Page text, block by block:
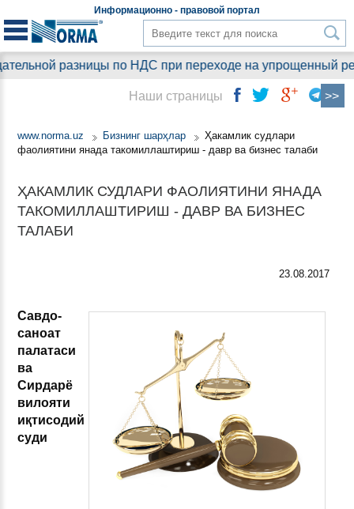
Информационно - правовой портал
разницы по НДС при переходе на упрощенный
www.norma.uz Бизнинг шарҳлар
Ҳакамлик судлари
фаолиятини янада такомиллаштириш - давр ва бизнес талаби
ҲАКАМЛИК СУДЛАРИ ФАОЛИЯТИНИ ЯНАДА
ТАКОМИЛЛАШТИРИШ - ДАВР ВА БИЗНЕС
ТАЛАБИ
23.08.2017
Савдо-
саноат
палатаси
ва
Сирдарё
вилояти
иқтисодий
суди
Наши страницы